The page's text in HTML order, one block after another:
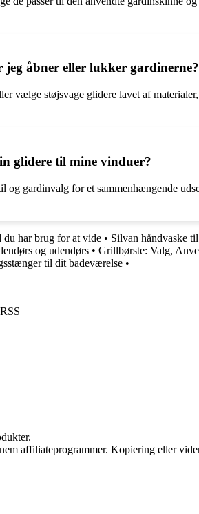
åbner eller lukker gardinerne?
vælge støjsvage glidere lavet af
glidere til mine vinduer?
gardinvalg for et sammenhængende
har brug for at vide • Silvan håndvaske
og udendørs • Grillbørste: Valg,
til dit badeværelse •
RSS
affiliateprogrammer. Kopiering eller